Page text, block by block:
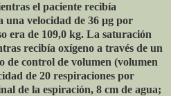
el paciente recibía
una velocidad de 36 μg por
era de 109,0 kg. La saturación
recibía oxígeno a través de un
de control de volumen (volumen
de 20 respiraciones por
de la espiración, 8 cm de agua;